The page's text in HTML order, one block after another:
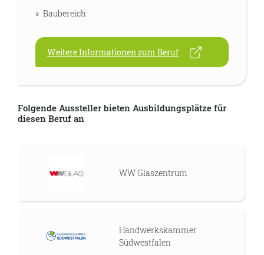
Baubereich
Weitere Informationen zum Beruf
Folgende Aussteller bieten Ausbildungsplätze für
diesen Beruf an
WW Glaszentrum
Handwerkskammer
Südwestfalen